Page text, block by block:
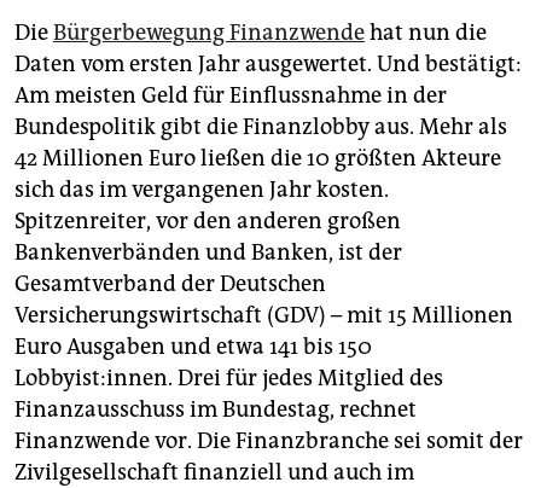
DieBürgerbewegung Finanzwendehat nun die
Daten vom ersten Jahr ausgewertet. Und bestätigt:
Am meisten Geld für Einflussnahme in der
Bundespolitik gibt die Finanzlobby aus. Mehr als
42 Millionen Euro ließen die 10 größten Akteure
sich das im vergangenen Jahr kosten.
Spitzenreiter, vor den anderen großen
Bankenverbänden und Banken, ist der
Gesamtverband der Deutschen
Versicherungswirtschaft (GDV) – mit 15 Millionen
Euro Ausgaben und etwa 141 bis 150
Lobbyist:innen. Drei für jedes Mitglied des
Finanzausschuss im Bundestag, rechnet
Finanzwende vor. Die Finanzbranche sei somit der
Zivilgesellschaft finanziell und auch im